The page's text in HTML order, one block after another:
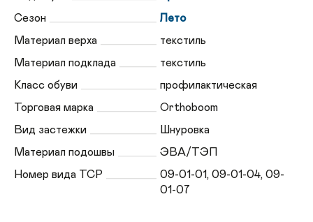
Сезон
Лето
Материал верха
текстиль
Материал подклада
текстиль
Класс обуви
профилактическая
Торговая марка
Orthoboom
Вид застежки
Шнуровка
Материал подошвы
ЭВА/ТЭП
Номер вида ТСР
09-01-01, 09-01-04, 09-
01-07